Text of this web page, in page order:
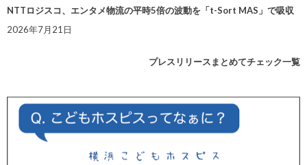
NTTロジスコ、エンタメ物流の平時5倍の波動を「t-Sort MAS」で吸収
2026年7月21日
プレスリリースまとめてチェック一覧